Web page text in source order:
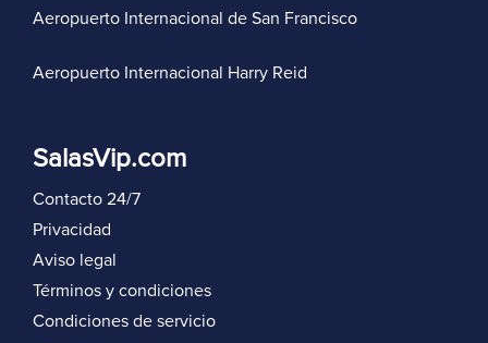
Aeropuerto Internacional de San Francisco
Aeropuerto Internacional Harry Reid
SalasVip.com
Contacto 24/7
Privacidad
Aviso legal
Términos y condiciones
Condiciones de servicio